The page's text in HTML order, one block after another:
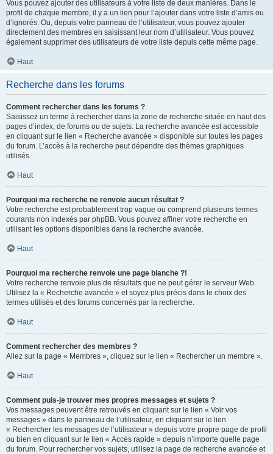
Vous pouvez ajouter des utilisateurs à votre liste de deux manières. Dans le
profil de chaque membre, il y a un lien pour l’ajouter dans votre liste d’amis ou
d’ignorés. Ou, depuis votre panneau de l’utilisateur, vous pouvez ajouter
directement des membres en saisissant leur nom d’utilisateur. Vous pouvez
également supprimer des utilisateurs de votre liste depuis cette même page.
Haut
Recherche dans les forums
Comment rechercher dans les forums ?
Saisissez un terme à rechercher dans la zone de recherche située en haut des
pages d’index, de forums ou de sujets. La recherche avancée est accessible
en cliquant sur le lien « Recherche avancée » disponible sur toutes les pages
du forum. L’accès à la recherche peut dépendre des thèmes graphiques
utilisés.
Haut
Pourquoi ma recherche ne renvoie aucun résultat ?
Votre recherche est probablement trop vague ou comprend plusieurs termes
courants non indexés par phpBB. Vous pouvez affiner votre recherche en
utilisant les options disponibles dans la recherche avancée.
Haut
Pourquoi ma recherche renvoie une page blanche ?!
Votre recherche renvoie plus de résultats que ne peut gérer le serveur Web.
Utilisez la « Recherche avancée » et soyez plus précis dans le choix des
termes utilisés et des forums concernés par la recherche.
Haut
Comment rechercher des membres ?
Allez sur la page « Membres », cliquez sur le lien « Rechercher un membre ».
Haut
Comment puis-je trouver mes propres messages et sujets ?
Vos messages peuvent être retrouvés en cliquant sur le lien « Voir vos
messages » dans le panneau de l’utilisateur, en cliquant sur le lien
« Rechercher les messages de l’utilisateur » depuis votre propre page de profil
ou bien en cliquant sur le lien « Accès rapide » depuis n’importe quelle page
du forum. Pour rechercher vos sujets, utilisez la page de recherche avancée et